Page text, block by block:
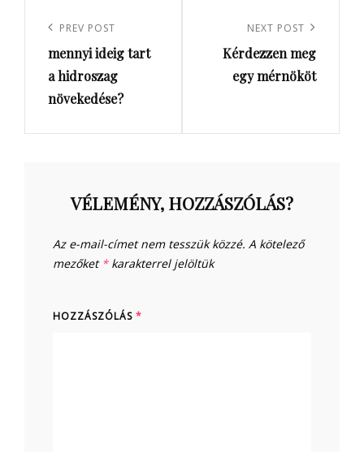
navigáció
Previous
Post
PREV POST
mennyi ideig tart
a hidroszag
növekedése?
Post
NEXT POST
Kérdezzen meg
egy mérnököt
VÉLEMÉNY, HOZZÁSZÓLÁS?
Az e-mail-címet nem tesszük közzé. A kötelező
mezőket *karakterrel jelöltük
HOZZÁSZÓLÁS *